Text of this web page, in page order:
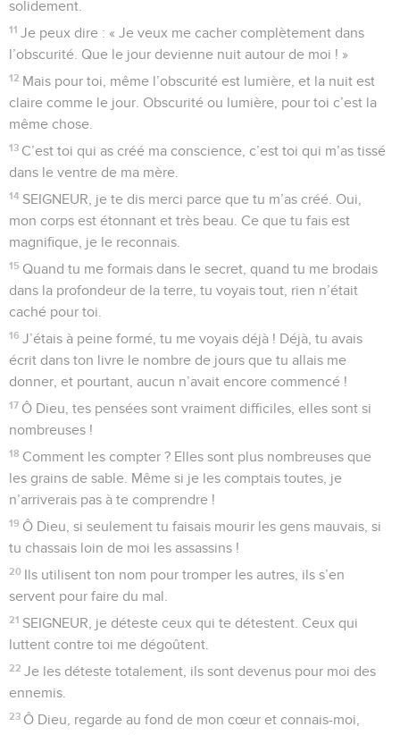
Psaumes 139
Prière d'un homme en butte aux calomnies
1 SEIGNEUR, tu regardes jusqu’au fond de mon cœur et tu
me connais.
2 Tu sais quand je m’assois et quand je me lève, longtemps à
l’avance, tu sais ce que je pense.
3 Tu sais quand je marche et quand je me couche, et tu
connais toutes mes actions.
4 Je n’ai pas encore ouvert la bouche, tu sais déjà tout ce
que je vais dire !
5 Tu es derrière moi, tu es aussi devant moi, tu poses ta main
sur moi.
6 Tu me connais parfaitement. Pour moi, c’est trop beau, cela
dépasse tout ce que je peux comprendre.
7 Où aller loin de toi ? Où fuir loin de ton regard ?
8
Si je monte au ciel, tu es là, si je me couche au milieu des
morts, te voici.
9
mers,
10
même là, tu me conduis par la main et tu me tiens
solidement.
11
Je peux dire : « Je veux me cacher complètement dans
l’obscurité. Que le jour devienne nuit autour de moi ! »
12
claire comme le jour. Obscurité ou lumière, pour toi c’est la